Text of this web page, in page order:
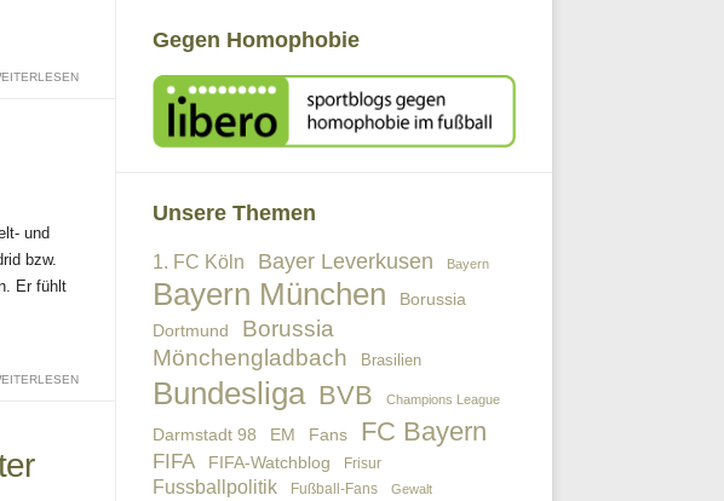
und
bzw.
Er fühlt
Gegen Homophobie
Unsere Themen
1. FC Köln Bayer Leverkusen Bayern
Bayern München
Borussia
Dortmund
Borussia
Mönchengladbach
Brasilien
Bundesliga BVB Champions League
Darmstadt 98 EM Fans FC Bayern
FIFA FIFA-Watchblog Frisur
Fussballpolitik Fußball-Fans Gewalt